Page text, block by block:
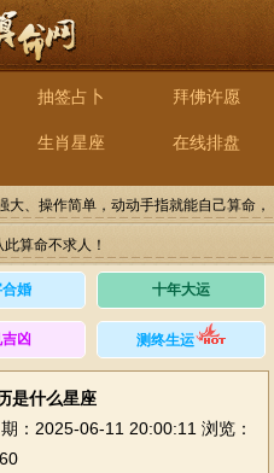
抽签占卜 拜佛许愿
生肖星座 在线排盘
、操作简单，动动手指就能自己算命，
算命不求人！
婚 十年大运
凶 测终生运
是什么星座
期：2025-06-11 20:00:11 浏览：